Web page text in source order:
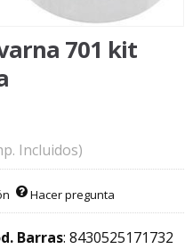
701 kit
Incluidos)
Hacer pregunta
Barras: 8430525171732